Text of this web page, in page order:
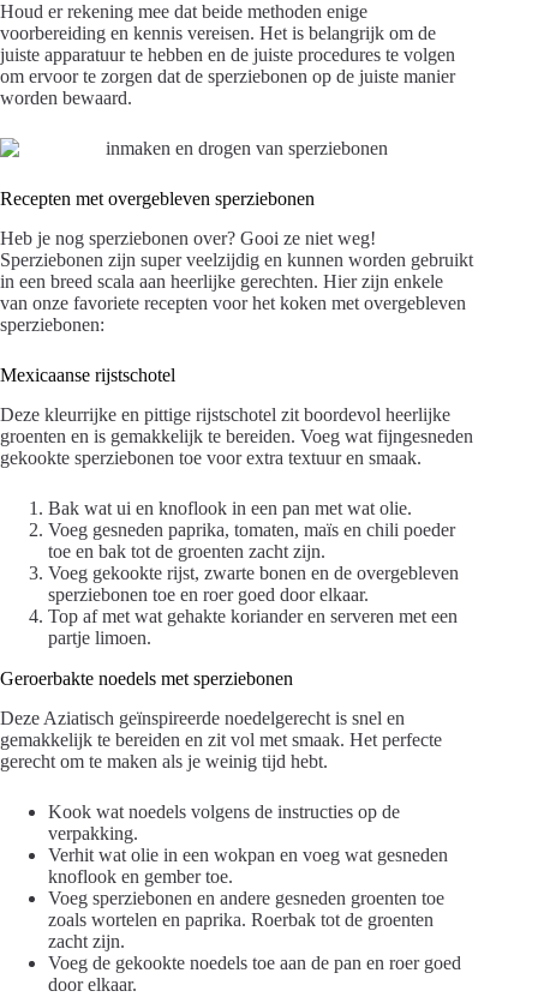
Houd er rekening mee dat beide methoden enige
voorbereiding en kennis vereisen. Het is belangrijk om de
juiste apparatuur te hebben en de juiste procedures te volgen
om ervoor te zorgen dat de sperziebonen op de juiste manier
worden bewaard.
Recepten met overgebleven sperziebonen
Heb je nog sperziebonen over? Gooi ze niet weg!
Sperziebonen zijn super veelzijdig en kunnen worden gebruikt
in een breed scala aan heerlijke gerechten. Hier zijn enkele
van onze favoriete recepten voor het koken met overgebleven
sperziebonen:
Mexicaanse rijstschotel
Deze kleurrijke en pittige rijstschotel zit boordevol heerlijke
groenten en is gemakkelijk te bereiden. Voeg wat fijngesneden
gekookte sperziebonen toe voor extra textuur en smaak.
Bak wat ui en knoflook in een pan met wat olie.
Voeg gesneden paprika, tomaten, maïs en chili poeder
toe en bak tot de groenten zacht zijn.
Voeg gekookte rijst, zwarte bonen en de overgebleven
sperziebonen toe en roer goed door elkaar.
Top af met wat gehakte koriander en serveren met een
partje limoen.
Geroerbakte noedels met sperziebonen
Deze Aziatisch geïnspireerde noedelgerecht is snel en
gemakkelijk te bereiden en zit vol met smaak. Het perfecte
gerecht om te maken als je weinig tijd hebt.
Kook wat noedels volgens de instructies op de
verpakking.
Verhit wat olie in een wokpan en voeg wat gesneden
knoflook en gember toe.
Voeg sperziebonen en andere gesneden groenten toe
zoals wortelen en paprika. Roerbak tot de groenten
zacht zijn.
Voeg de gekookte noedels toe aan de pan en roer goed
door elkaar.